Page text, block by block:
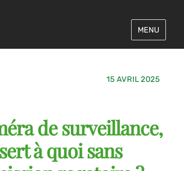
MENU
15 AVRIL 2025
de surveillance,
à quoi sans